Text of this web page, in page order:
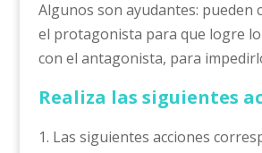
Algunos son ayudantes: pueden
el protagonista para que logre
con el antagonista, para
Realiza las siguientes
1. Las siguientes acciones